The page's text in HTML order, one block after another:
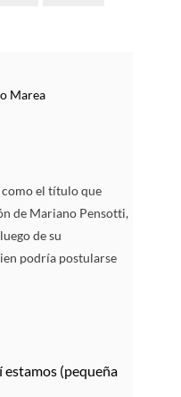
Marea
el título que
de Mariano Pensotti,
de su
podría postularse
estamos (pequeña